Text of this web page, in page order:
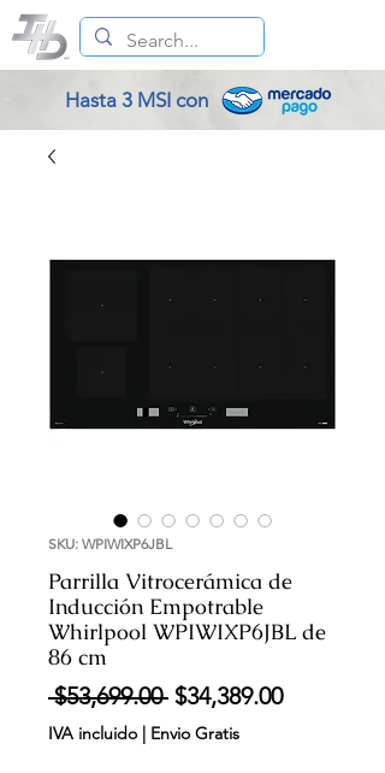
Hasta 3 MSI con
SKU: WPIWIXP6JBL
Parrilla Vitrocerámica de
Inducción Empotrable
Whirlpool WPIWIXP6JBL de
86 cm
$53,699.00 Precio
$34,389.00Precio
IVA incluido Envio Gratis